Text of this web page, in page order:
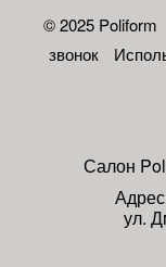
© 2025 Poliform
звонок
Салон
ул.